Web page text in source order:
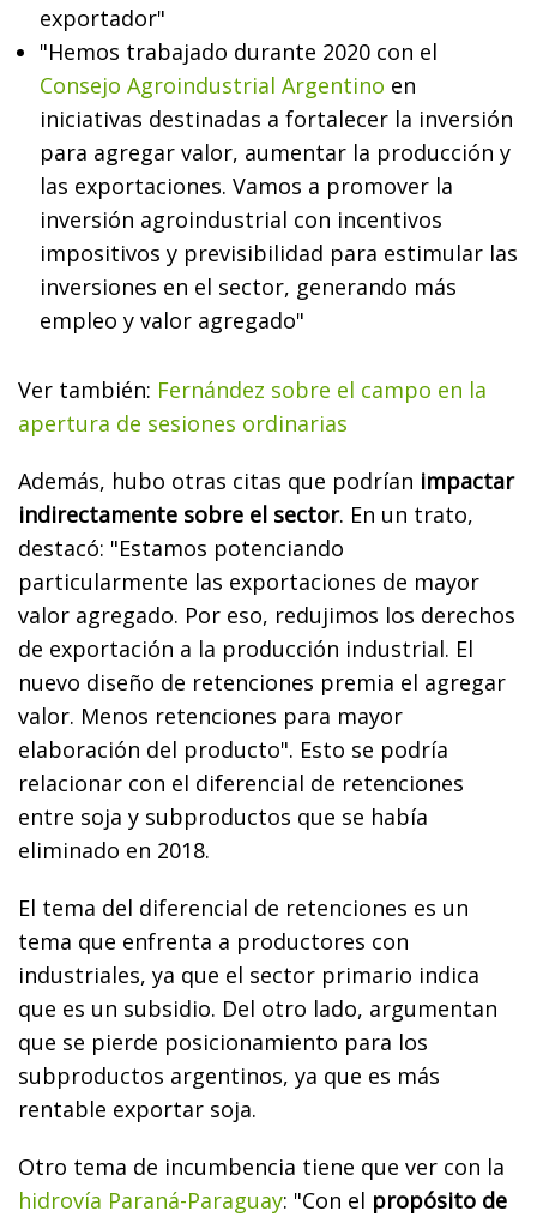
exportador"
"Hemos trabajado durante 2020 con el
Consejo Agroindustrial Argentino en
iniciativas destinadas a fortalecer la inversión
para agregar valor, aumentar la producción y
las exportaciones. Vamos a promover la
inversión agroindustrial con incentivos
impositivos y previsibilidad para estimular las
inversiones en el sector, generando más
empleo y valor agregado"
Ver también: Fernández sobre el campo en la
apertura de sesiones ordinarias
Además, hubo otras citas que podrían impactar
indirectamente sobre el sector. En un trato,
destacó: "Estamos potenciando
particularmente las exportaciones de mayor
valor agregado. Por eso, redujimos los derechos
de exportación a la producción industrial. El
nuevo diseño de retenciones premia el agregar
valor. Menos retenciones para mayor
elaboración del producto". Esto se podría
relacionar con el diferencial de retenciones
entre soja y subproductos que se había
eliminado en 2018.
El tema del diferencial de retenciones es un
tema que enfrenta a productores con
industriales, ya que el sector primario indica
que es un subsidio. Del otro lado, argumentan
que se pierde posicionamiento para los
subproductos argentinos, ya que es más
rentable exportar soja.
Otro tema de incumbencia tiene que ver con la
hidrovía Paraná-Paraguay: "Con el propósito de